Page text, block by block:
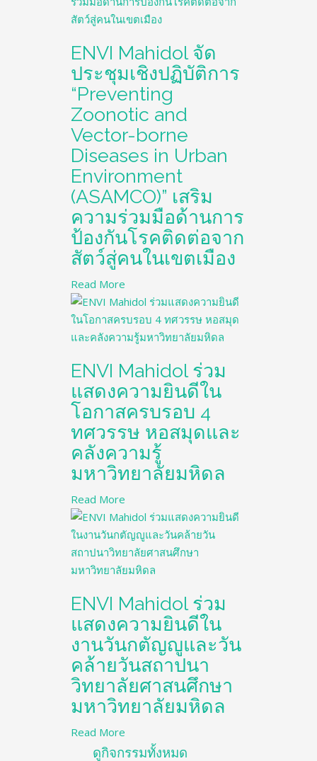
ENVI Mahidol จัด
ประชุมเชิงปฏิบัติการ
“Preventing
Zoonotic and
Vector-borne
Diseases in Urban
Environment
(ASAMCO)” เสริม
ความร่วมมือด้านการ
ป้องกันโรคติดต่อจาก
สัตว์สู่คนในเขตเมือง
Read More
ENVI Mahidol ร่วม
แสดงความยินดีใน
โอกาสครบรอบ 4
ทศวรรษ หอสมุดและ
คลังความรู้
มหาวิทยาลัยมหิดล
Read More
ENVI Mahidol ร่วม
แสดงความยินดีใน
งานวันกตัญญูและวัน
คล้ายวันสถาปนา
วิทยาลัยศาสนศึกษา
มหาวิทยาลัยมหิดล
Read More
ดูกิจกรรมทั้งหมด